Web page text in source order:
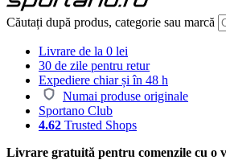
Căutați după produs, categorie sau marcă
Livrare de la 0 lei
30 de zile pentru retur
Expediere chiar și în 48 h
Numai produse originale
Sportano Club
4.62 Trusted Shops
Livrare gratuită pentru comenzile cu o